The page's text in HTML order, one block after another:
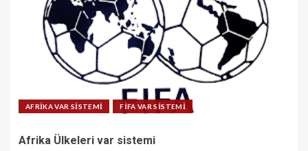
AFRİKA VAR SİSTEMİ FİFA VAR SİSTEMİ
Afrika Ülkeleri var sistemi